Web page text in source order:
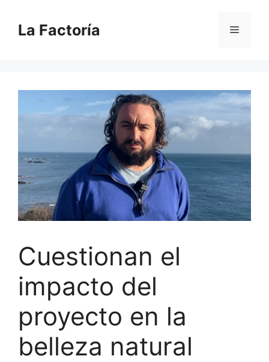
contenido
La Factoría Menú
Cuestionan el
impacto del
proyecto en la
belleza natural